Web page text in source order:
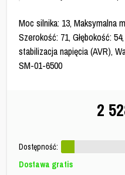
Moc silnika: 13, Maksymalna
Szerokość: 71, Głębokość:
stabilizacja napięcia (AVR),
SM-01-6500
2
Dostępność:
Dostawa gratis